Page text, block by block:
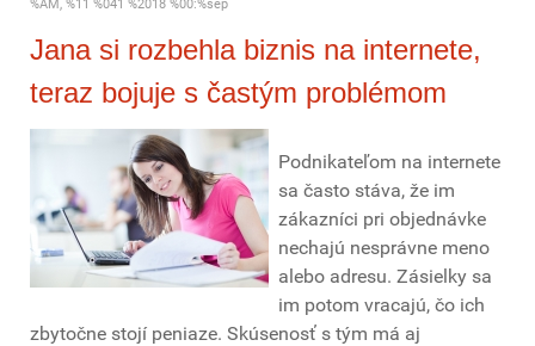
%AM, %11 %041 %2018 %00:%sep
Jana si rozbehla biznis na internete,
teraz bojuje s častým problémom
Podnikateľom na internete
sa často stáva, že im
zákazníci pri objednávke
nechajú nesprávne meno
alebo adresu. Zásielky sa
im potom vracajú, čo ich
zbytočne stojí peniaze. Skúsenosť s tým má aj